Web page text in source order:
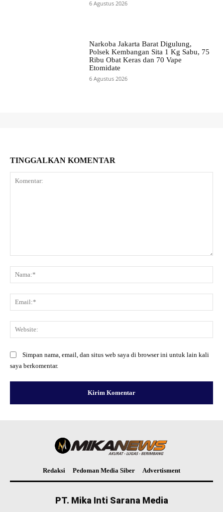
6 Agustus 2026
Narkoba Jakarta Barat Digulung,
Polsek Kembangan Sita 1 Kg Sabu, 75
Ribu Obat Keras dan 70 Vape
Etomidate
6 Agustus 2026
TINGGALKAN KOMENTAR
Simpan nama, email, dan situs web saya di browser ini untuk lain kali
saya berkomentar.
Redaksi Pedoman Media Siber Advertisment
PT. Mika Inti Sarana Media